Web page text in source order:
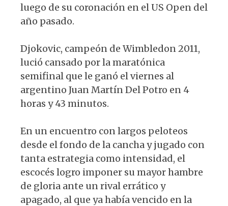
luego de su coronación en el US Open del
año pasado.
Djokovic, campeón de Wimbledon 2011,
lució cansado por la maratónica
semifinal que le ganó el viernes al
argentino Juan Martín Del Potro en 4
horas y 43 minutos.
En un encuentro con largos peloteos
desde el fondo de la cancha y jugado con
tanta estrategia como intensidad, el
escocés logro imponer su mayor hambre
de gloria ante un rival errático y
apagado, al que ya había vencido en la